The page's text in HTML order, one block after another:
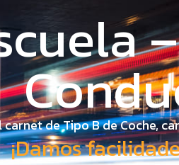
de Tipo B de Coche,
¡Damos